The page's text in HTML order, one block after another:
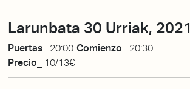
Larunbata 30 Urriak, 2021
Puertas_ 20:00 Comienzo_ 20:30
Precio_
10/13€